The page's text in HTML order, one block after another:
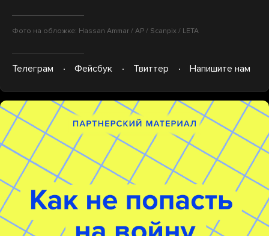
Фото на обложке: Hassan Ammar / AP / Scanpix / LETA
Телеграм Фейсбук Твиттер Напишите нам